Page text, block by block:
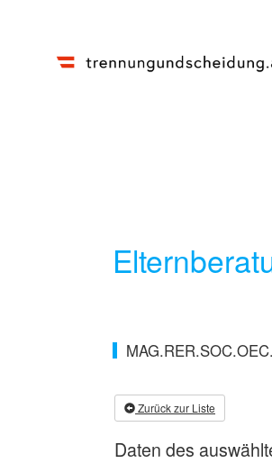
Zurück zur Liste
Daten des